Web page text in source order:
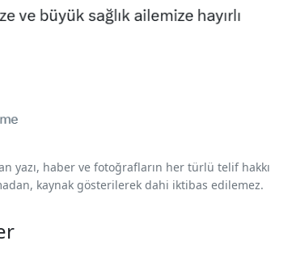
yazı, haber ve fotoğrafların her türlü telif hakkı
kaynak gösterilerek dahi iktibas edilemez.